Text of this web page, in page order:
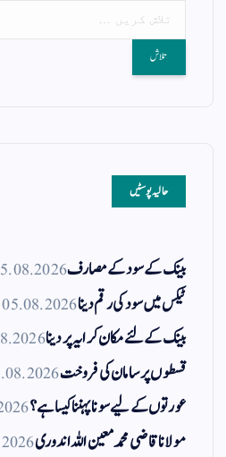
حالیہ پوسٹیں
بینک کے سود کے مصارف
ٹیکس میں سود کی رقم دینا05.08.2026
بینک کے لئے مکان کرایہ پر دینا
قسطوں پر سامان کی فروخت
عورتوں کے لیے سونا پہننا کیسا ہے؟
مولانا قاضی محمد معین اللہ اندوری